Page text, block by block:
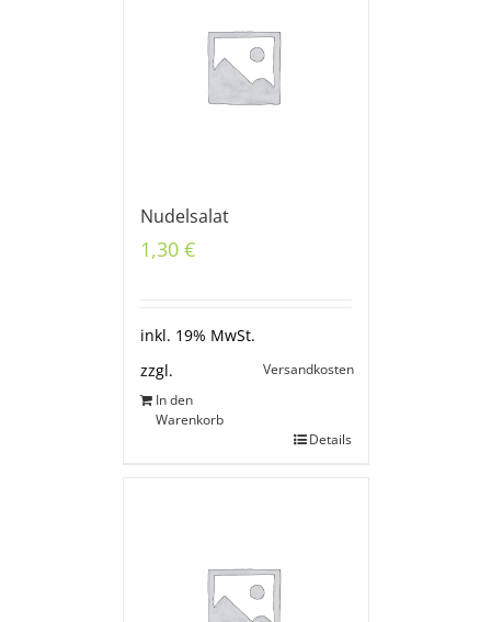
Nudelsalat
1,30 €
inkl. 19% MwSt.
zzgl.
Versandkosten
In den
Warenkorb
Details